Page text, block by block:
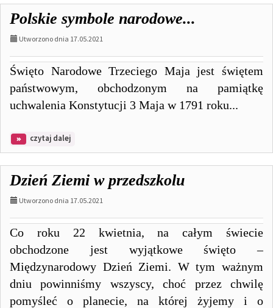
AKTUALNOŚCI,
strona
56:
Polskie symbole narodowe...
Utworzono dnia 17.05.2021
Święto Narodowe Trzeciego Maja jest świętem
państwowym, obchodzonym na pamiątkę
uchwalenia Konstytucji 3 Maja w 1791 roku...
czytaj dalej
narodowe...
Dzień Ziemi w przedszkolu
Utworzono dnia 17.05.2021
Co roku 22 kwietnia, na całym świecie
obchodzone jest wyjątkowe święto –
Międzynarodowy Dzień Ziemi. W tym ważnym
dniu powinniśmy wszyscy, choć przez chwilę
pomyśleć o planecie, na której żyjemy i o